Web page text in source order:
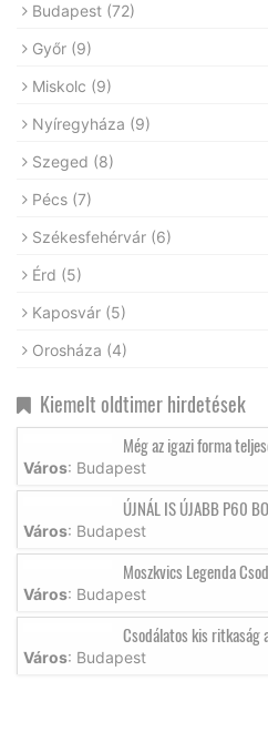
Budapest (72)
Győr (9)
Miskolc (9)
Nyíregyháza (9)
Szeged (8)
Pécs (7)
Székesfehérvár (6)
Érd (5)
Kaposvár (5)
Orosháza (4)
Kiemelt oldtimer hirdetések
Még az igazi forma
Város: Budapest
ÚJNÁL IS ÚJABB P60
Város: Budapest
Moszkvics Legenda
Város: Budapest
Csodálatos kis ritkaság
Város: Budapest